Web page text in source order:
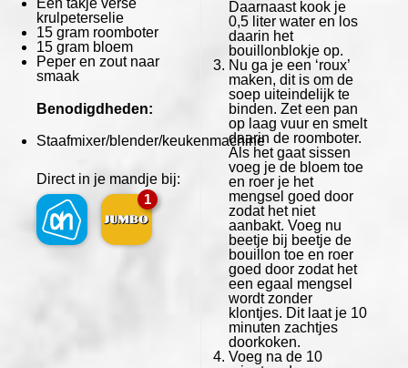
Een takje verse
krulpeterselie
15 gram roomboter
15 gram bloem
Peper en zout naar
smaak
Benodigdheden:
Staafmixer/blender/keukenmachine
Direct in je mandje bij:
1
Daarnaast kook je
0,5 liter water en los
daarin het
bouillonblokje op.
Nu ga je een ‘roux’
maken, dit is om de
soep uiteindelijk te
binden. Zet een pan
op laag vuur en smelt
daarin de roomboter.
Als het gaat sissen
voeg je de bloem toe
en roer je het
mengsel goed door
zodat het niet
aanbakt. Voeg nu
beetje bij beetje de
bouillon toe en roer
goed door zodat het
een egaal mengsel
wordt zonder
klontjes. Dit laat je 10
minuten zachtjes
doorkoken.
Voeg na de 10